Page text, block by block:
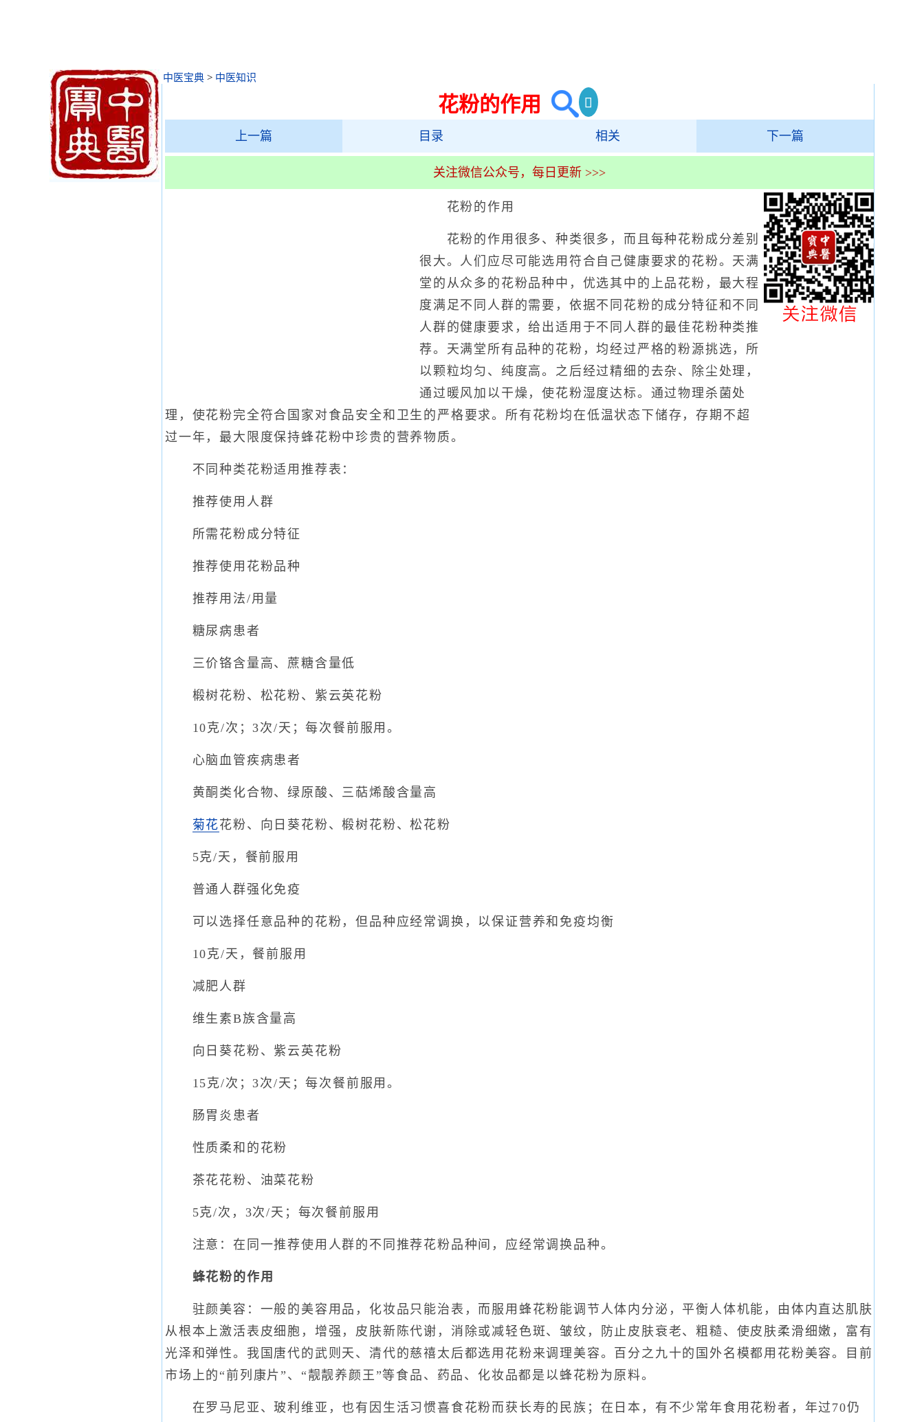
中医宝典 > 中医知识
花粉的作用
上一篇 目录 相关 下一篇
关注微信公众号，每日更新 >>>
花粉的作用
花粉的作用很多、种类很多，而且每种花粉成分差别
很大。人们应尽可能选用符合自己健康要求的花粉。天满
堂的从众多的花粉品种中，优选其中的上品花粉，最大程
度满足不同人群的需要，依据不同花粉的成分特征和不同
人群的健康要求，给出适用于不同人群的最佳花粉种类推
荐。天满堂所有品种的花粉，均经过严格的粉源挑选，所
以颗粒均匀、纯度高。之后经过精细的去杂、除尘处理，
通过暖风加以干燥，使花粉湿度达标。通过物理杀菌处
理，使花粉完全符合国家对食品安全和卫生的严格要求。所有花粉均在低温状态下储存，存期不超
过一年，最大限度保持蜂花粉中珍贵的营养物质。
不同种类花粉适用推荐表：
推荐使用人群
所需花粉成分特征
推荐使用花粉品种
推荐用法/用量
糖尿病患者
三价铬含量高、蔗糖含量低
椴树花粉、松花粉、紫云英花粉
10克/次；3次/天；每次餐前服用。
心脑血管疾病患者
黄酮类化合物、绿原酸、三萜烯酸含量高
菊花花粉、向日葵花粉、椴树花粉、松花粉
5克/天，餐前服用
普通人群强化免疫
可以选择任意品种的花粉，但品种应经常调换，以保证营养和免疫均衡
10克/天，餐前服用
减肥人群
维生素B族含量高
向日葵花粉、紫云英花粉
15克/次；3次/天；每次餐前服用。
肠胃炎患者
性质柔和的花粉
茶花花粉、油菜花粉
5克/次，3次/天；每次餐前服用
注意：在同一推荐使用人群的不同推荐花粉品种间，应经常调换品种。
蜂花粉的作用
驻颜美容：一般的美容用品，化妆品只能治表，而服用蜂花粉能调节人体内分泌，平衡人体机能，由体内直达肌肤
从根本上激活表皮细胞，增强，皮肤新陈代谢，消除或减轻色斑、皱纹，防止皮肤衰老、粗糙、使皮肤柔滑细嫩，富有
光泽和弹性。我国唐代的武则天、清代的慈禧太后都选用花粉来调理美容。百分之九十的国外名模都用花粉美容。目前
市场上的“前列康片”、“靓靓养颜王”等食品、药品、化妆品都是以蜂花粉为原料。
在罗马尼亚、玻利维亚，也有因生活习惯喜食花粉而获长寿的民族；在日本，有不少常年食用花粉者，年过70仍